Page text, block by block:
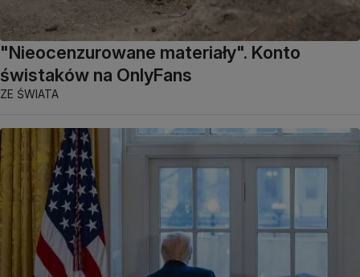
"Nieocenzurowane materiały". Konto
świstaków na OnlyFans
ZE ŚWIATA